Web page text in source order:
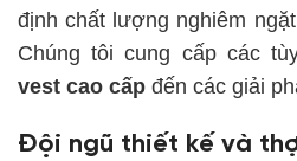
định chất lượng nghiêm
Chúng tôi cung cấp các
vest cao cấp đến các giải
Đội ngũ thiết kế và